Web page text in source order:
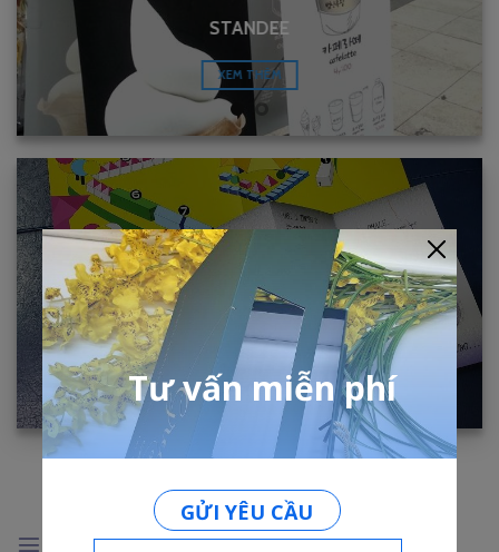
STANDEE
XEM THÊM
TỜ RƠI
XEM THÊM
SẢN PHẨM IN ẤN KHÁC